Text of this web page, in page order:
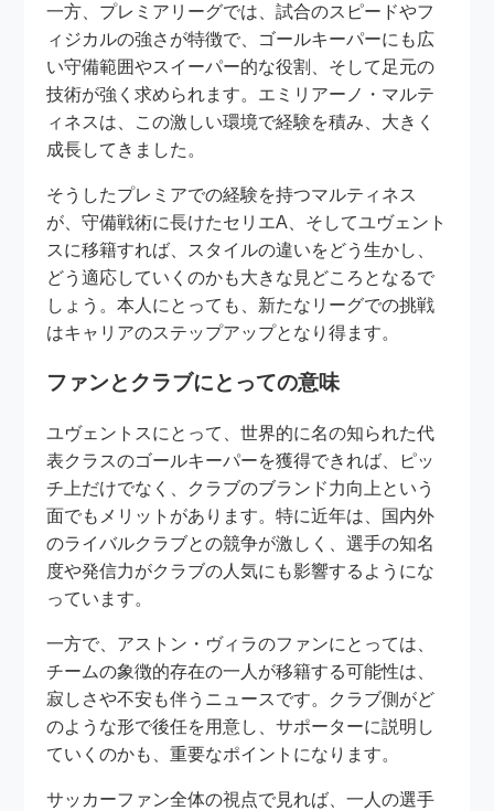
一方、プレミアリーグでは、試合のスピードやフ
ィジカルの強さが特徴で、ゴールキーパーにも広
い守備範囲やスイーパー的な役割、そして足元の
技術が強く求められます。エミリアーノ・マルテ
ィネスは、この激しい環境で経験を積み、大きく
成長してきました。
そうしたプレミアでの経験を持つマルティネス
が、守備戦術に長けたセリエA、そしてユヴェント
スに移籍すれば、スタイルの違いをどう生かし、
どう適応していくのかも大きな見どころとなるで
しょう。本人にとっても、新たなリーグでの挑戦
はキャリアのステップアップとなり得ます。
ファンとクラブにとっての意味
ユヴェントスにとって、世界的に名の知られた代
表クラスのゴールキーパーを獲得できれば、ピッ
チ上だけでなく、クラブのブランド力向上という
面でもメリットがあります。特に近年は、国内外
のライバルクラブとの競争が激しく、選手の知名
度や発信力がクラブの人気にも影響するようにな
っています。
一方で、アストン・ヴィラのファンにとっては、
チームの象徴的存在の一人が移籍する可能性は、
寂しさや不安も伴うニュースです。クラブ側がど
のような形で後任を用意し、サポーターに説明し
ていくのかも、重要なポイントになります。
サッカーファン全体の視点で見れば、一人の選手